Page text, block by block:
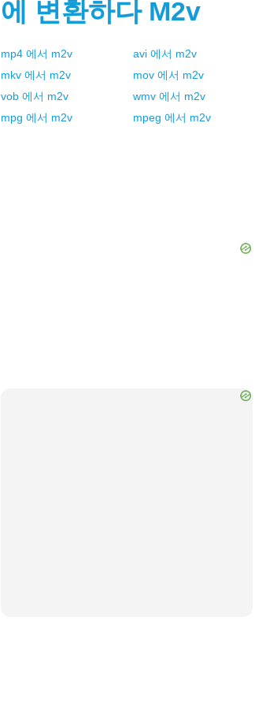
에 변환하다 M2v
mp4 에서 m2v avi 에서 m2v
mkv 에서 m2v mov 에서 m2v
vob 에서 m2v wmv 에서 m2v
mpg 에서 m2v mpeg 에서 m2v